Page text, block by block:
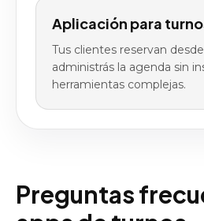
Aplicación para
Tus clientes reservan
administrás la agenda sin
herramientas complejas.
Preguntas